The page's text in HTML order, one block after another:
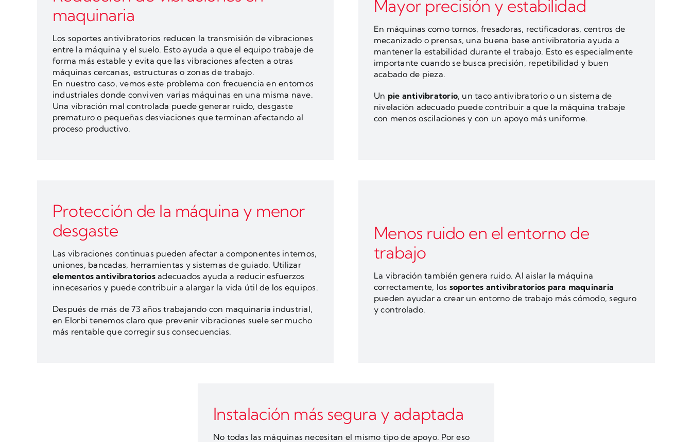
maquinaria
Los soportes antivibratorios reducen la transmisión de vibraciones
entre la máquina y el suelo. Esto ayuda a que el equipo trabaje de
forma más estable y evita que las vibraciones afecten a otras
máquinas cercanas, estructuras o zonas de trabajo.
En nuestro caso, vemos este problema con frecuencia en entornos
industriales donde conviven varias máquinas en una misma nave.
Una vibración mal controlada puede generar ruido, desgaste
prematuro o pequeñas desviaciones que terminan afectando al
proceso productivo.
Mayor precisión y estabilidad
En máquinas como tornos, fresadoras, rectificadoras, centros de
mecanizado o prensas, una buena base antivibratoria ayuda a
mantener la estabilidad durante el trabajo. Esto es especialmente
importante cuando se busca precisión, repetibilidad y buen
acabado de pieza.
Un pie antivibratorio, un taco antivibratorio o un sistema de
nivelación adecuado puede contribuir a que la máquina trabaje
con menos oscilaciones y con un apoyo más uniforme.
Protección de la máquina y menor
desgaste
Las vibraciones continuas pueden afectar a componentes internos,
uniones, bancadas, herramientas y sistemas de guiado. Utilizar
elementos antivibratoriosadecuados ayuda a reducir esfuerzos
innecesarios y puede contribuir a alargar la vida útil de los equipos.
Después de más de 73 años trabajando con maquinaria industrial,
en Elorbi tenemos claro que prevenir vibraciones suele ser mucho
más rentable que corregir sus consecuencias.
Menos ruido en el entorno de
trabajo
La vibración también genera ruido. Al aislar la máquina
correctamente, los soportes antivibratorios para maquinaria
pueden ayudar a crear un entorno de trabajo más cómodo, seguro
y controlado.
Instalación más segura y adaptada
No todas las máquinas necesitan el mismo tipo de apoyo. Por eso